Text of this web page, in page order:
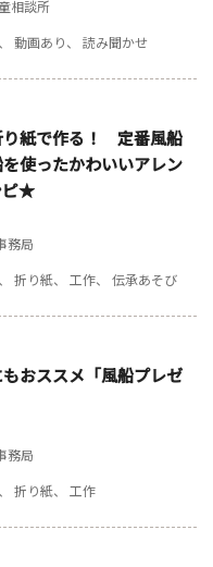
相談所
動画あり 読み聞かせ
り紙で作る！ 定番風船
使ったかわいいアレン
ピ★
務局
折り紙 工作 伝承あそび
おススメ「風船プレゼ
務局
折り紙 工作